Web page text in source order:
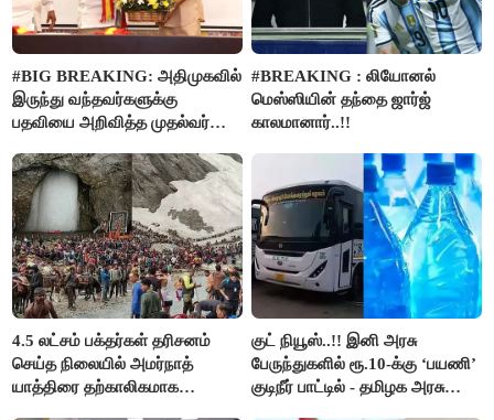
#BIG BREAKING: அதிமுகவில்
இருந்து வந்தவர்களுக்கு
பதவியை அறிவித்த முதல்வர்
#BREAKING : லியோனல்
மெஸ்ஸியின் தந்தை ஜார்ஜ்
காலமானார்..!!
4.5 லட்சம் பக்தர்கள் தரிசனம்
செய்த நிலையில் அமர்நாத்
யாத்திரை தற்காலிகமாக
குட் நியூஸ்..!! இனி அரசு
பேருந்துகளில் ரூ.10-க்கு ‘பயணி’
குடிநீர் பாட்டில் - தமிழக அரசு